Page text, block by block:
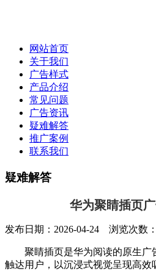
网站首页
关于我们
广告样式
产品介绍
常见问题
广告资讯
疑难解答
推广案例
联系我们
疑难解答
华为聚睛插页
发布日期：2026-04-24 浏览次数：
聚睛插页是华为阅读的原生广
触达用户，以沉浸式视觉呈现高效